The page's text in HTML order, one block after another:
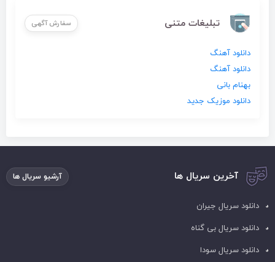
تبلیغات متنی سفارش آگهی
دانلود آهنگ
دانلود آهنگ
بهنام بانی
دانلود موزیک جدید
آخرین سریال ها آرشیو سریال ها
دانلود سریال جیران
دانلود سریال بی گناه
دانلود سریال سودا